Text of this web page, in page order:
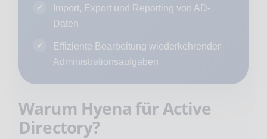
Import, Export und Reporting von AD-
Daten
Effiziente Bearbeitung wiederkehrender
Administrationsaufgaben
Warum Hyena für Active
Directory?